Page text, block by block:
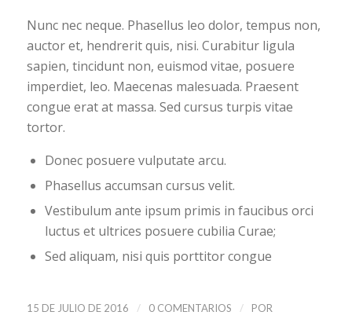
Nunc nec neque. Phasellus leo dolor, tempus non,
auctor et, hendrerit quis, nisi. Curabitur ligula
sapien, tincidunt non, euismod vitae, posuere
imperdiet, leo. Maecenas malesuada. Praesent
congue erat at massa. Sed cursus turpis vitae
tortor.
Donec posuere vulputate arcu.
Phasellus accumsan cursus velit.
Vestibulum ante ipsum primis in faucibus orci
luctus et ultrices posuere cubilia Curae;
Sed aliquam, nisi quis porttitor congue
15 DE JULIO DE 2016 / 0 COMENTARIOS /
POR